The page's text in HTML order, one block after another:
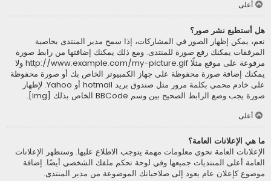
أعلى
هل أستطيع نشر صور؟
نعم، يمكن إظهار الصور في المشاركات، إذا سمح مدير المنتدى بخاصية
المرفقات يمكنك رفع صورة للمنتدى. ومع ذلك يمكنك إضافتها من رابط صورة
مرفوعة على موقع مثلًا http://www.example.com/my-picture.gif ولا
يمكنك إضافة صورة محفوظة على جهاز الكمبيوتر الخاص بك أو صورة محفوظة
على خادم محمي بكلمة مرور مثل صندوق بريد hotmail أو Yahoo. لإظهار
صورة يجب وضع الرابط الصحيح بين وسم BBCode الخاص بذلك [img].
أعلى
ما هي الإعلانات العامة؟
الإعلانات العامة تحوي معلومات مهمة يتوجب الاطلاع عليها. وستظهر الإعلانات
العامة أعلى المنتديات جميعها وفي لوحة تحكم ملفك الشخصي أيضًا. إضافة
موضوع كإعلان عام يعود إلى صلاحياتك الموضوعة من مدير المنتدى.